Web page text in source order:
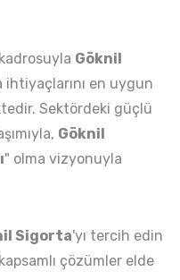
Göknil
en uygun
Sektördeki güçlü
Göknil
" olma vizyonuyla
Sigorta'yı tercih edin
çözümler elde